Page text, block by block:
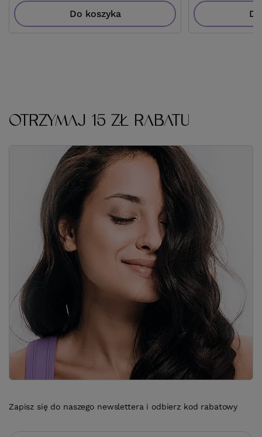
Do koszyka
OTRZYMAJ 15 ZŁ RABATU
Zapisz się do naszego newslettera i odbierz kod rabatowy